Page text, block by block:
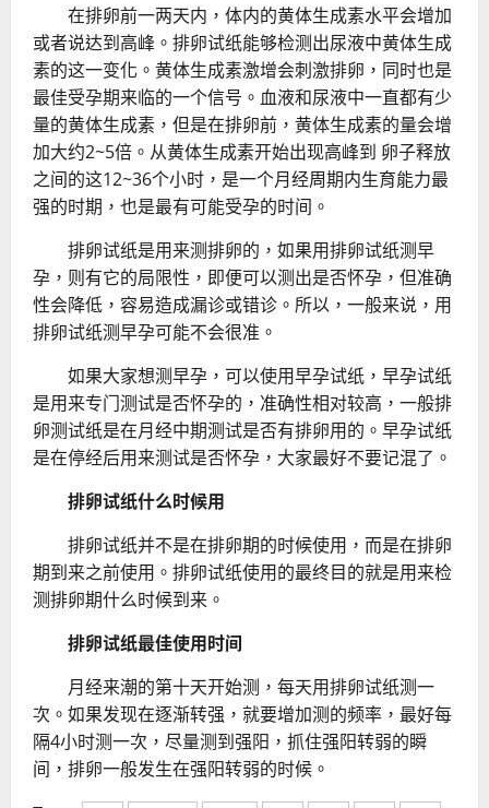
在排卵前一两天内，体内的黄体生成素水平会增加
或者说达到高峰。排卵试纸能够检测出尿液中黄体生成
素的这一变化。黄体生成素激增会刺激排卵，同时也是
最佳受孕期来临的一个信号。血液和尿液中一直都有少
量的黄体生成素，但是在排卵前，黄体生成素的量会增
加大约2~5倍。从黄体生成素开始出现高峰到 卵子释放
之间的这12~36个小时，是一个月经周期内生育能力最
强的时期，也是最有可能受孕的时间。
排卵试纸是用来测排卵的，如果用排卵试纸测早
孕，则有它的局限性，即便可以测出是否怀孕，但准确
性会降低，容易造成漏诊或错诊。所以，一般来说，用
排卵试纸测早孕可能不会很准。
如果大家想测早孕，可以使用早孕试纸，早孕试纸
是用来专门测试是否怀孕的，准确性相对较高，一般排
卵测试纸是在月经中期测试是否有排卵用的。早孕试纸
是在停经后用来测试是否怀孕，大家最好不要记混了。
排卵试纸什么时候用
排卵试纸并不是在排卵期的时候使用，而是在排卵
期到来之前使用。排卵试纸使用的最终目的就是用来检
测排卵期什么时候到来。
排卵试纸最佳使用时间
月经来潮的第十天开始测，每天用排卵试纸测一
次。 如果发现在逐渐转强，就要增加测的频率，最好每
隔4小时测一次，尽量测到强阳，抓住强阳转弱的瞬
间，排卵一般发生在强阳转弱的时候。